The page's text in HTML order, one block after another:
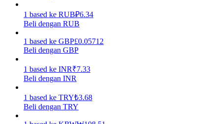
Babi Kekuatan
Dapatkan imbalan kompetitif setiap hari
1 based ke RUB₽6.34
Beli dengan RUB
1 based ke GBP£0.05712
Beli dengan GBP
1 based ke INR₹7.33
Beli dengan INR
1 based ke TRY₺3.68
Beli dengan TRY